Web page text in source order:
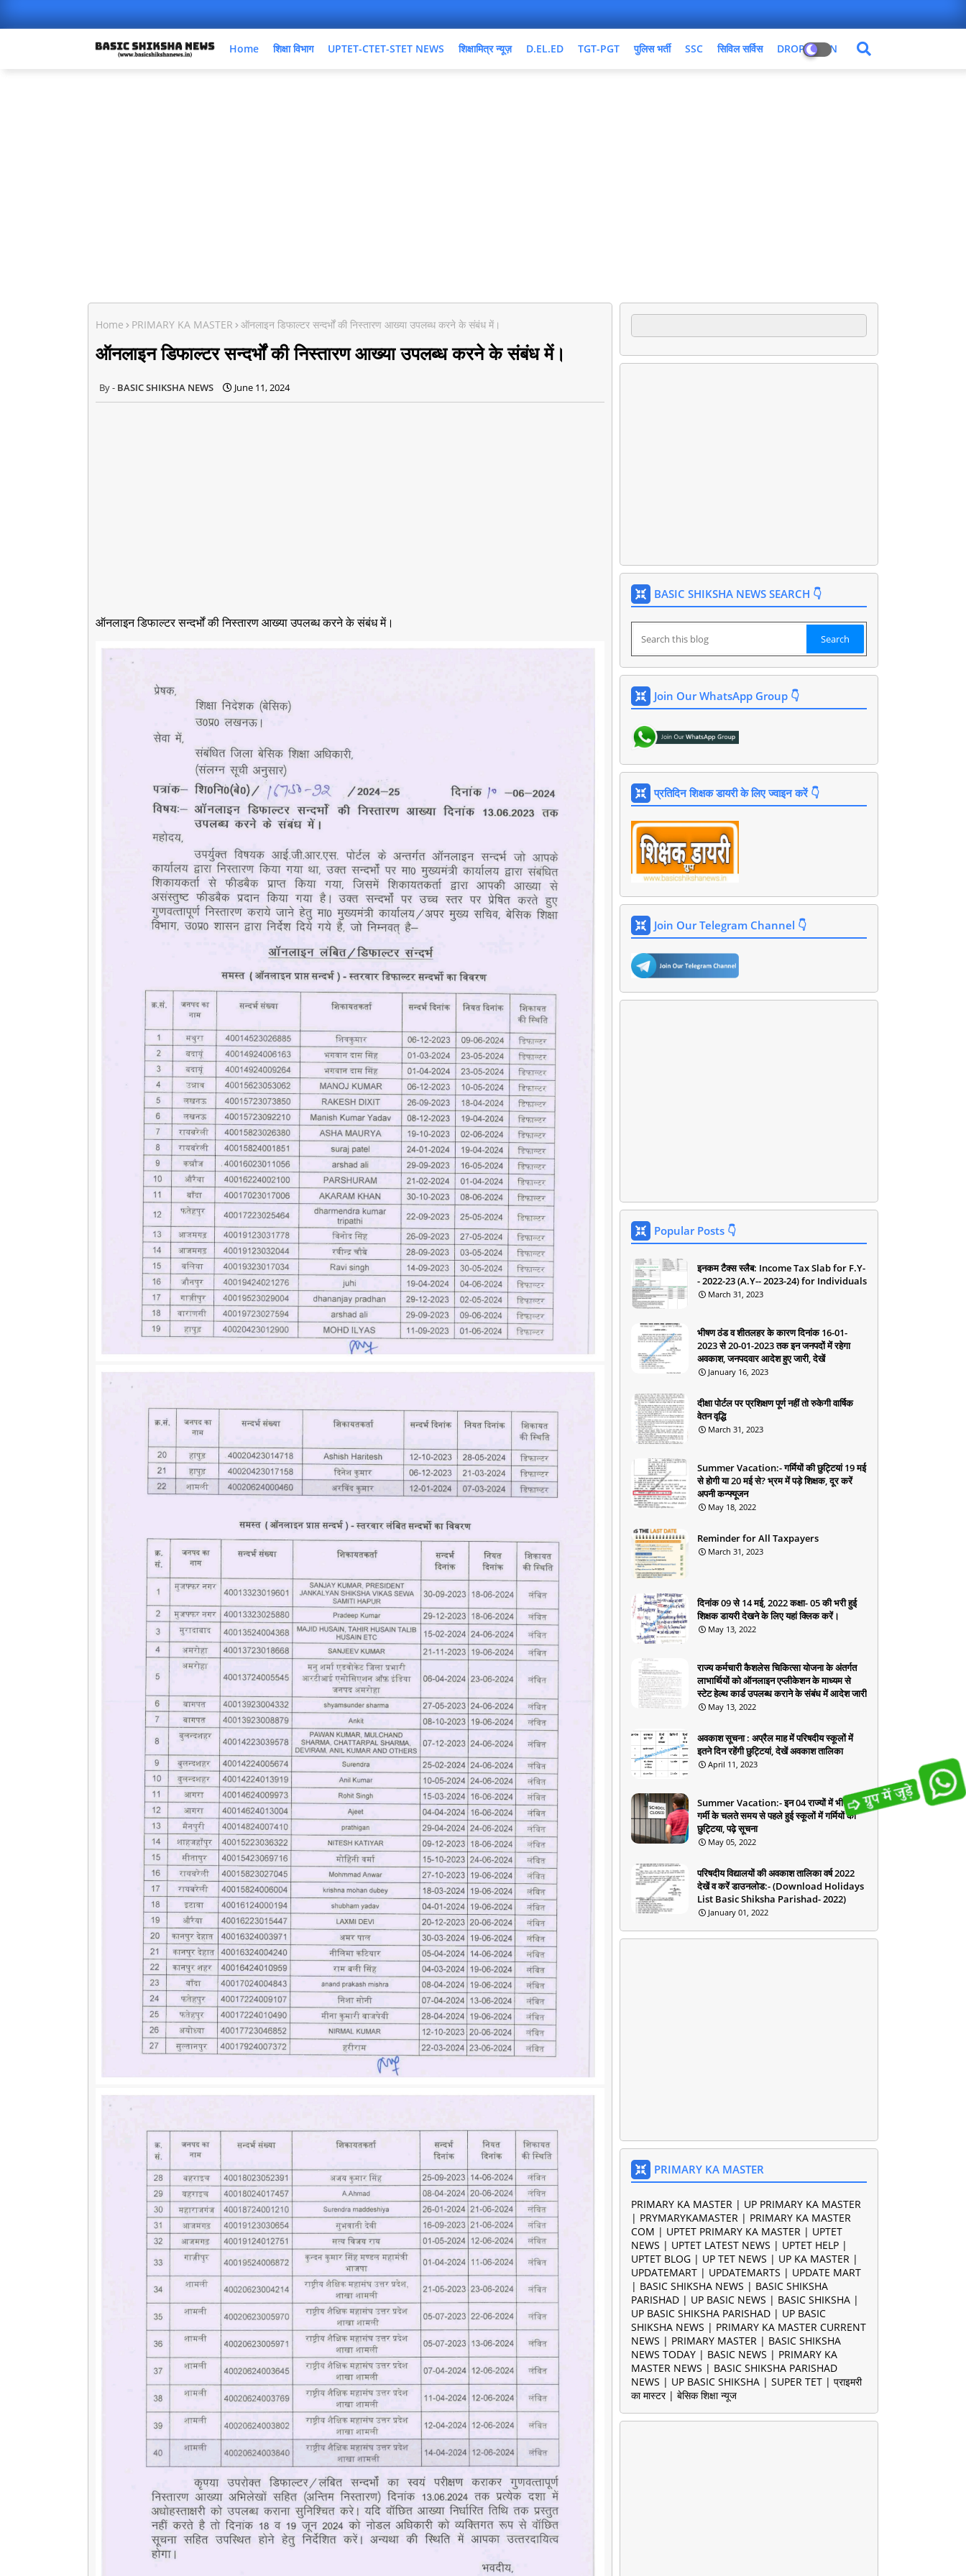
Home शिक्षा विभाग UPTET-CTET-STET NEWS शिक्षामित्र न्यूज़ D.EL.ED TGT-PGT पुलिस भर्ती SSC सिविल सर्विस DROPDOWN
Home PRIMARY KA MASTER ऑनलाइन डिफाल्टर सन्दर्भों की निस्तारण आख्या उपलब्ध करने के संबंध में।
ऑनलाइन डिफाल्टर सन्दर्भों की निस्तारण आख्या उपलब्ध करने के संबंध में।
BASIC SHIKSHA NEWS June 11, 2024
ऑनलाइन डिफाल्टर सन्दर्भों की निस्तारण आख्या उपलब्ध करने के संबंध में।
BASIC SHIKSHA NEWS SEARCH 👇
Join Our WhatsApp Group 👇
प्रतिदिन शिक्षक डायरी के लिए ज्वाइन करें 👇
Join Our Telegram Channel 👇
Popular Posts 👇
इनकम टैक्स स्लैब: Income Tax Slab for F.Y-
- 2022-23 (A.Y-- 2023-24) for Individuals
March 31, 2023
भीषण ठंड व शीतलहर के कारण दिनांक 16-01-
2023 से 20-01-2023 तक इन जनपदों में रहेगा
अवकाश, जनपदवार आदेश हुए जारी, देखें
January 16, 2023
दीक्षा पोर्टल पर प्रशिक्षण पूर्ण नहीं तो रुकेगी वार्षिक
वेतन वृद्धि
March 31, 2023
Summer Vacation:- गर्मियों की छुट्टियां 19 मई
से होगी या 20 मई से? भ्रम में पड़े शिक्षक, दूर करें
अपनी कन्फ्यूजन
May 18, 2022
Reminder for All Taxpayers
March 31, 2023
दिनांक 09 से 14 मई, 2022 कक्षा- 05 की भरी हुई
शिक्षक डायरी देखने के लिए यहां क्लिक करें।
May 13, 2022
राज्य कर्मचारी कैशलेस चिकित्सा योजना के अंतर्गत
लाभार्थियों को ऑनलाइन एप्लीकेशन के माध्यम से
स्टेट हेल्थ कार्ड उपलब्ध कराने के संबंध में आदेश जारी
May 13, 2022
अवकाश सूचना : अप्रैल माह में परिषदीय स्कूलों में
इतने दिन रहेंगी छुट्टियां, देखें अवकाश तालिका
April 11, 2023
Summer Vacation:- इन 04 राज्यों में भीषण
गर्मी के चलते समय से पहले हुई स्कूलों में गर्मियों की
छुट्टिया, पढ़े सूचना
May 05, 2022
परिषदीय विद्यालयों की अवकाश तालिका वर्ष 2022
देखें व करें डाउनलोड:- (Download Holidays
List Basic Shiksha Parishad- 2022)
January 01, 2022
PRIMARY KA MASTER
PRIMARY KA MASTER | UP PRIMARY KA MASTER
| PRYMARYKAMASTER | PRIMARY KA MASTER
COM | UPTET PRIMARY KA MASTER | UPTET
NEWS | UPTET LATEST NEWS | UPTET HELP |
UPTET BLOG | UP TET NEWS | UP KA MASTER |
UPDATEMART | UPDATEMARTS | UPDATE MART
| BASIC SHIKSHA NEWS | BASIC SHIKSHA
PARISHAD | UP BASIC NEWS | BASIC SHIKSHA |
UP BASIC SHIKSHA PARISHAD | UP BASIC
SHIKSHA NEWS | PRIMARY KA MASTER CURRENT
NEWS | PRIMARY MASTER | BASIC SHIKSHA
NEWS TODAY | BASIC NEWS | PRIMARY KA
MASTER NEWS | BASIC SHIKSHA PARISHAD
NEWS | UP BASIC SHIKSHA | SUPER TET | प्राइमरी
का मास्टर | बेसिक शिक्षा न्यूज